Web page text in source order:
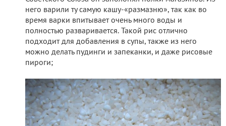
него варили ту самую кашу-«размазню», так как во
время варки впитывает очень много воды и
полностью разваривается. Такой рис отлично
подходит для добавления в супы, также из него
можно делать пудинги и запеканки, и даже рисовые
пироги;